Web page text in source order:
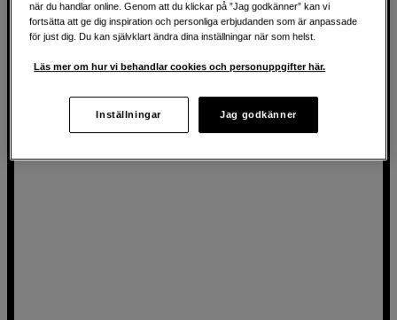
499 SEK
när du handlar online. Genom att du klickar på ”Jag godkänner” kan vi
fortsätta att ge dig inspiration och personliga erbjudanden som är anpassade
för just dig. Du kan självklart ändra dina inställningar när som helst.
Läs mer om hur vi behandlar cookies och personuppgifter här.
Inställningar Jag godkänner